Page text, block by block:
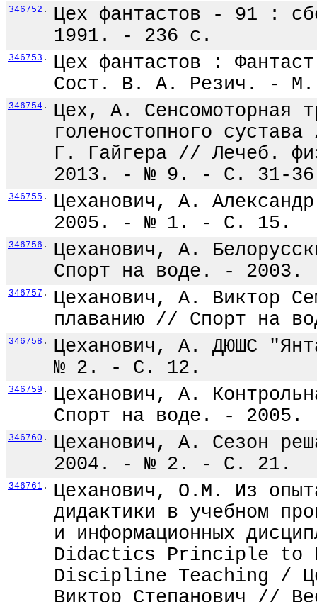
346752 .
Цех фантастов - 91 :
1991. - 236 с.
346753 .
Цех фантастов :
Сост. В. А. Резич. -
346754 .
Цех, А. Сенсомоторная
голеностопного
Г. Гайгера // Лечеб.
2013. - № 9. - С. 31-
346755 .
Цеханович, А.
2005. - № 1. - С. 15.
346756 .
Цеханович, А.
Спорт на воде. -
346757 .
Цеханович, А. Виктор
плаванию // Спорт
346758 .
Цеханович, А. ДЮШС
№ 2. - С. 12.
346759 .
Цеханович, А.
Спорт на воде. -
346760 .
Цеханович, А. Сезон
2004. - № 2. - С. 21.
346761 .
Цеханович, О.М. Из
дидактики в учебном
и информационных
Didactics Principle to
Discipline Teaching /